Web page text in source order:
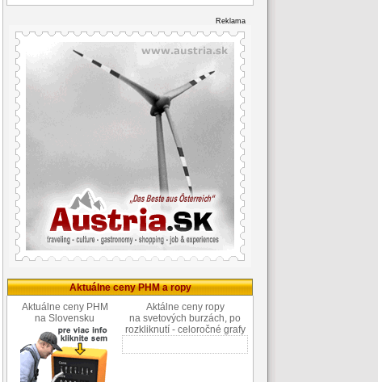
Reklama
Aktuálne ceny PHM a ropy
Aktuálne ceny PHM
na Slovensku
Aktálne ceny ropy
na svetových burzách, po
rozkliknutí - celoročné grafy